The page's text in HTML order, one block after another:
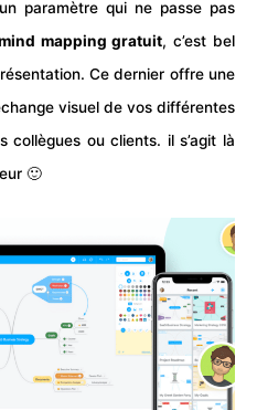
paramètre qui ne passe pas
mapping gratuit, c’est bel
Ce dernier offre une
visuel de vos différentes
ou clients. il s’agit là
🙂